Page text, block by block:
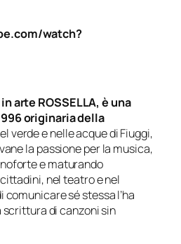
watch?
arte ROSSELLA, è una
originaria della
verde e nelle acque di Fiuggi,
la passione per la musica,
e maturando
nel teatro e nel
comunicare sé stessa l’ha
di canzoni sin